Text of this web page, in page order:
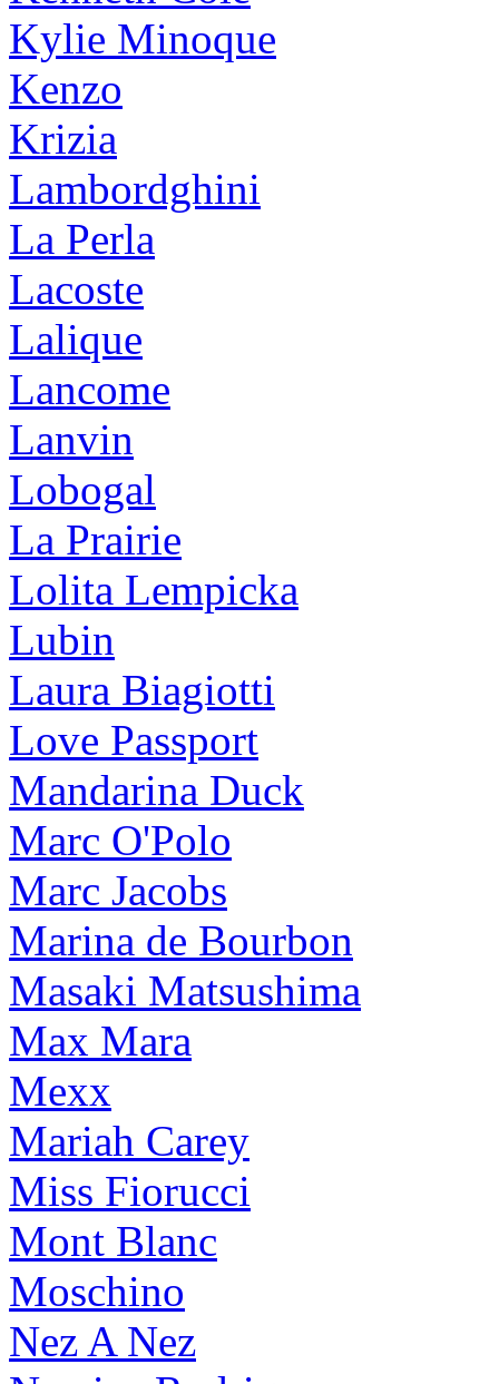
Kylie Minoque
Kenzo
Krizia
Lambordghini
La Perla
Lacoste
Lalique
Lancome
Lanvin
Lobogal
La Prairie
Lolita Lempicka
Lubin
Laura Biagiotti
Love Passport
Mandarina Duck
Marc O'Polo
Marc Jacobs
Marina de Bourbon
Masaki Matsushima
Max Mara
Mexx
Mariah Carey
Miss Fiorucci
Mont Blanc
Moschino
Nez A Nez